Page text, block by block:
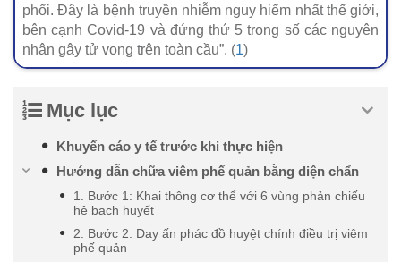
phổi. Đây là bệnh truyền nhiễm nguy hiểm nhất thế giới,
bên cạnh Covid-19 và đứng thứ 5 trong số các nguyên
nhân gây tử vong trên toàn cầu”. (1)
Mục lục
Khuyến cáo y tế trước khi thực hiện
Hướng dẫn chữa viêm phế quản bằng diện chẩn
1. Bước 1: Khai thông cơ thể với 6 vùng phản chiếu
hệ bạch huyết
2. Bước 2: Day ấn phác đồ huyệt chính điều trị viêm
phế quản